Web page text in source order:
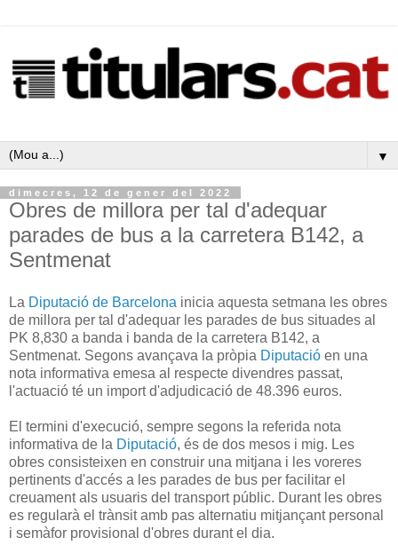
▼
dimecres, 12 de gener del 2022
Obres de millora per tal d'adequar
parades de bus a la carretera B142, a
Sentmenat
La Diputació de Barcelona inicia aquesta setmana les obres
de millora per tal d'adequar les parades de bus situades al
PK 8,830 a banda i banda de la carretera B142, a
Sentmenat. Segons avançava la pròpia Diputació en una
nota informativa emesa al respecte divendres passat,
l'actuació té un import d'adjudicació de 48.396 euros.
El termini d'execució, sempre segons la referida nota
informativa de la Diputació, és de dos mesos i mig. Les
obres consisteixen en construir una mitjana i les voreres
pertinents d'accés a les parades de bus per facilitar el
creuament als usuaris del transport públic. Durant les obres
es regularà el trànsit amb pas alternatiu mitjançant personal
i semàfor provisional d'obres durant el dia.